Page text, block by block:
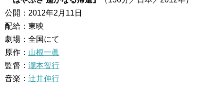
公開：2012年2月11日
配給：東映
劇場：全国にて
原作： 山根一眞
監督： 瀧本智行
音楽： 辻井伸行